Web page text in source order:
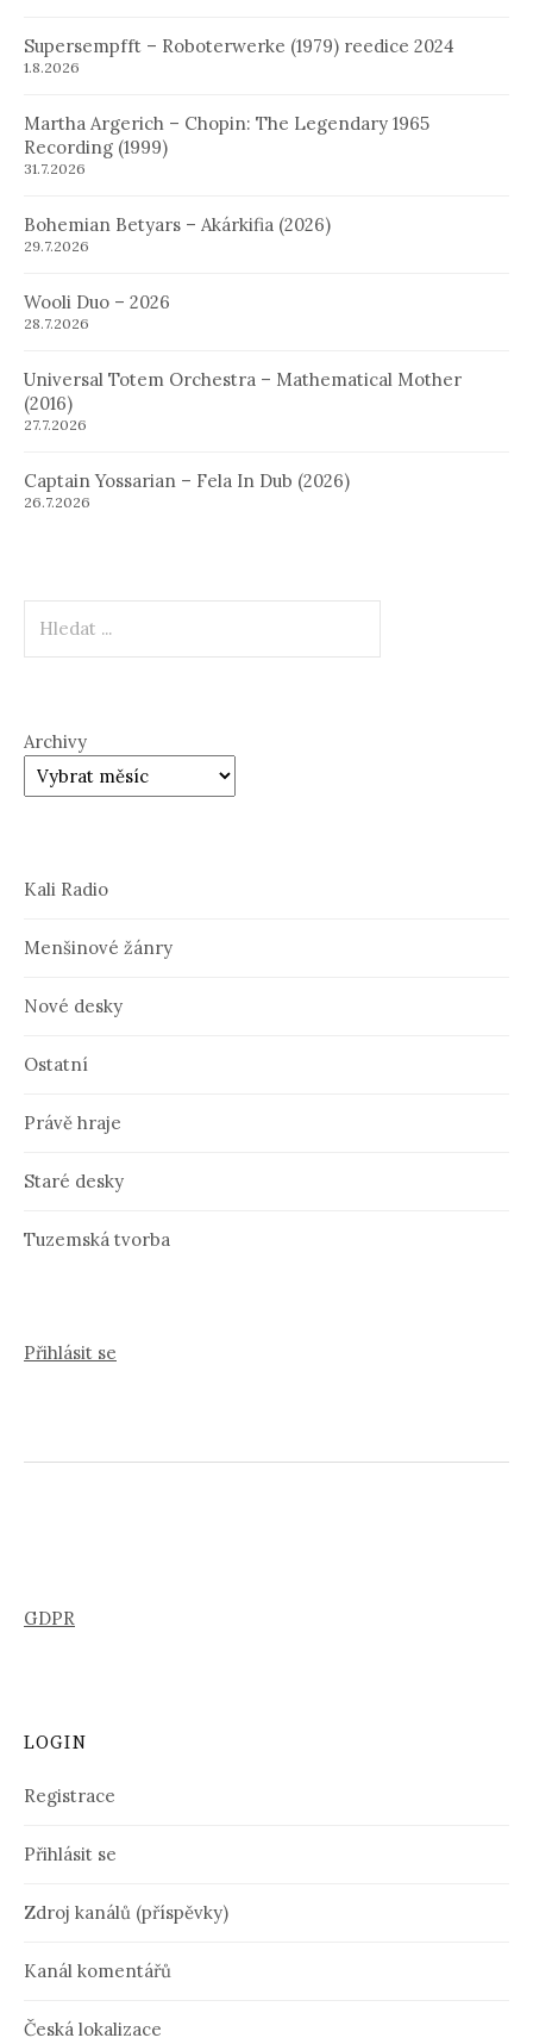
Supersempfft – Roboterwerke (1979) reedice 2024
1.8.2026
Martha Argerich – Chopin: The Legendary 1965
Recording (1999)
31.7.2026
Bohemian Betyars – Akárkifia (2026)
29.7.2026
Wooli Duo – 2026
28.7.2026
Universal Totem Orchestra – Mathematical Mother
(2016)
27.7.2026
Captain Yossarian – Fela In Dub (2026)
26.7.2026
Archivy
Kali Radio
Menšinové žánry
Nové desky
Ostatní
Právě hraje
Staré desky
Tuzemská tvorba
Přihlásit se
GDPR
LOGIN
Registrace
Přihlásit se
Zdroj kanálů (příspěvky)
Kanál komentářů
Česká lokalizace